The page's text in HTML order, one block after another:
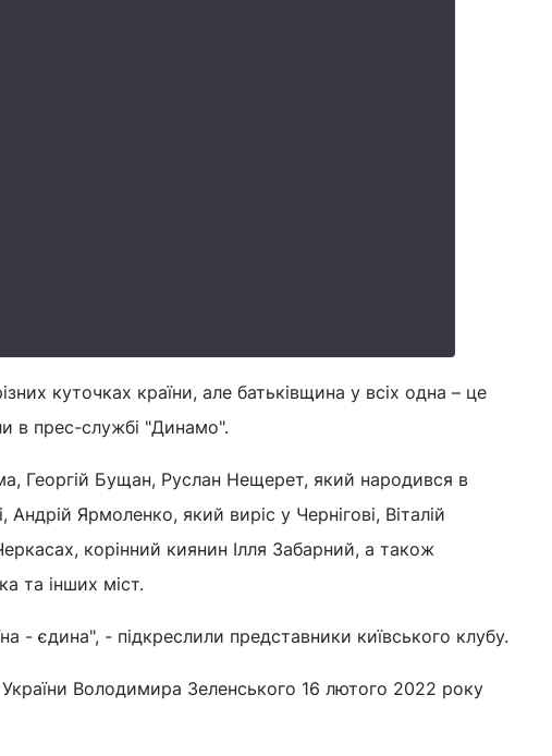
куточках країни, але батьківщина у всіх одна – це
в прес-службі "Динамо".
Георгій Бущан, Руслан Нещерет, який народився в
Андрій Ярмоленко, який виріс у Чернігові, Віталій
корінний киянин Ілля Забарний, а також
та інших міст.
- єдина", - підкреслили представники київського клубу.
Володимира Зеленського 16 лютого 2022 року